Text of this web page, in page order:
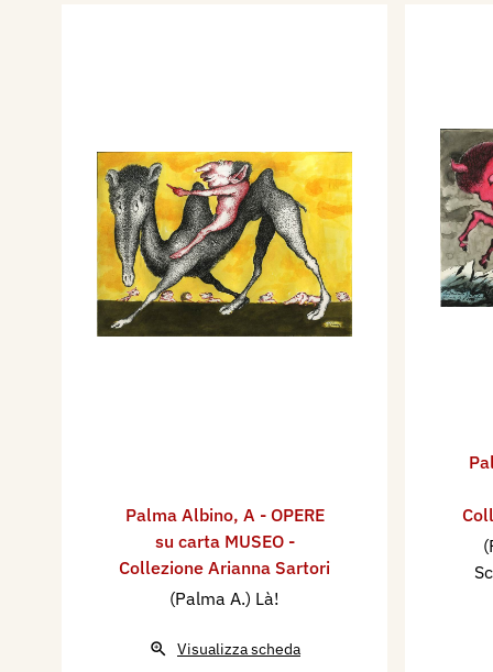
Palma Albino, A - OPERE
su carta MUSEO -
Collezione Arianna Sartori
(Palma A.) Là!
Visualizza scheda